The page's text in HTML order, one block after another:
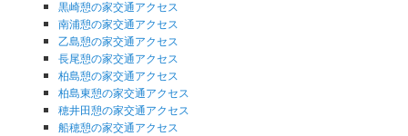
黒崎憩の家交通アクセス
南浦憩の家交通アクセス
乙島憩の家交通アクセス
長尾憩の家交通アクセス
柏島憩の家交通アクセス
柏島東憩の家交通アクセス
穂井田憩の家交通アクセス
船穂憩の家交通アクセス